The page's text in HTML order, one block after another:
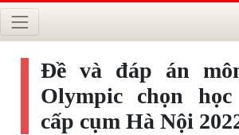
Đề và đáp án
Olympic chọn
cấp cụm Hà Nội